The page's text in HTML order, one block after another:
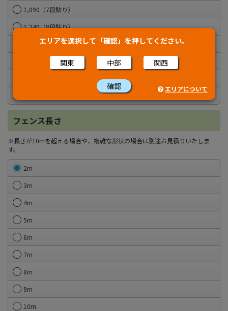
エリアを選択して「確認」を押してください。
関東 中部 関西
確認 エリアについて
1,090（7段貼り）
1,240（8段貼り）
1,390（9段貼り）
1,540（10段貼り）
フェンス長さ
※長さが10mを超える場合や、複雑な形状の場合は別途お見積りいたしま
す。
2m
3m
4m
5m
6m
7m
8m
9m
10m